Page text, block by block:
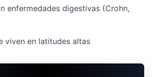
enfermedades digestivas (Crohn,
viven en latitudes altas